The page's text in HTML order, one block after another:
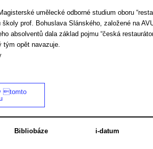
umělecké odborné studium oboru
školy prof. Bohuslava Slánského, založené na
absolventů dala základ pojmu “česká
tým opět navazuje.
tomto
Bibliobáze i-datum